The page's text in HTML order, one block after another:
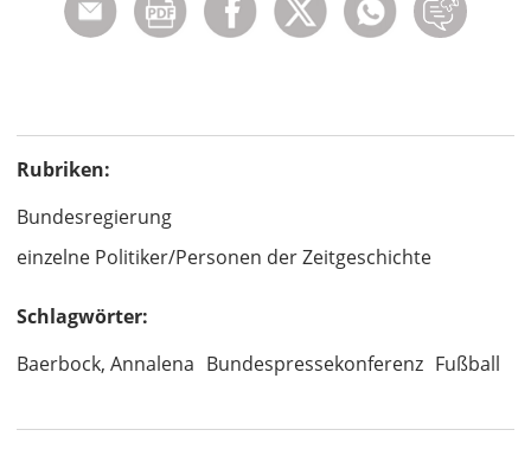
Rubriken:
Bundesregierung
einzelne Politiker/Personen der Zeitgeschichte
Schlagwörter:
Baerbock, Annalena Bundespressekonferenz Fußball